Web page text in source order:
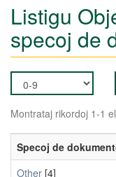
Listigu
specoj de
Montrataj rikordoj 1-1
Specoj de
Other [4]